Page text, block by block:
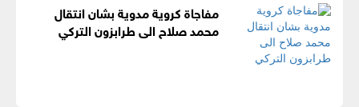
مفاجاة كروية مدوية بشان انتقال
محمد صلاح الى طرابزون التركي